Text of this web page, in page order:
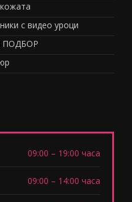
с видео уроци
ПОДБОР
09:00 – 19:00 часа
09:00 – 14:00 часа